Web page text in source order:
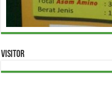
Visitor